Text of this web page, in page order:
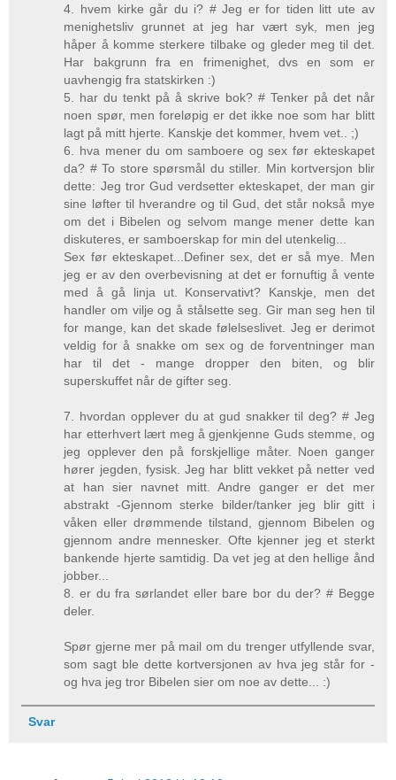
4. hvem kirke går du i? # Jeg er for tiden litt ute av
menighetsliv grunnet at jeg har vært syk, men jeg
håper å komme sterkere tilbake og gleder meg til det.
Har bakgrunn fra en frimenighet, dvs en som er
uavhengig fra statskirken :)
5. har du tenkt på å skrive bok? # Tenker på det når
noen spør, men foreløpig er det ikke noe som har blitt
lagt på mitt hjerte. Kanskje det kommer, hvem vet.. ;)
6. hva mener du om samboere og sex før ekteskapet
da? # To store spørsmål du stiller. Min kortversjon blir
dette: Jeg tror Gud verdsetter ekteskapet, der man gir
sine løfter til hverandre og til Gud, det står nokså mye
om det i Bibelen og selvom mange mener dette kan
diskuteres, er samboerskap for min del utenkelig...
Sex før ekteskapet...Definer sex, det er så mye. Men
jeg er av den overbevisning at det er fornuftig å vente
med å gå linja ut. Konservativt? Kanskje, men det
handler om vilje og å stålsette seg. Gir man seg hen til
for mange, kan det skade følelseslivet. Jeg er derimot
veldig for å snakke om sex og de forventninger man
har til det - mange dropper den biten, og blir
superskuffet når de gifter seg.
7. hvordan opplever du at gud snakker til deg? # Jeg
har etterhvert lært meg å gjenkjenne Guds stemme, og
jeg opplever den på forskjellige måter. Noen ganger
hører jegden, fysisk. Jeg har blitt vekket på netter ved
at han sier navnet mitt. Andre ganger er det mer
abstrakt -Gjennom sterke bilder/tanker jeg blir gitt i
våken eller drømmende tilstand, gjennom Bibelen og
gjennom andre mennesker. Ofte kjenner jeg et sterkt
bankende hjerte samtidig. Da vet jeg at den hellige ånd
jobber...
8. er du fra sørlandet eller bare bor du der? # Begge
deler.
Spør gjerne mer på mail om du trenger utfyllende svar,
som sagt ble dette kortversjonen av hva jeg står for -
og hva jeg tror Bibelen sier om noe av dette... :)
Svar